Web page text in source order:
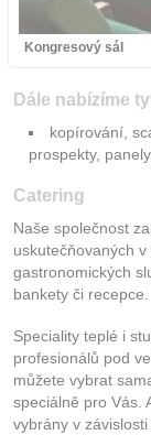
Kongresový sál
Dále nabízíme
kopírování,
prospekty,
Catering
Naše společnost
uskutečňovaných
gastronomických
bankety či recepce.
Speciality teplé i
profesionálů pod
můžete vybrat
speciálně pro Vás.
vybrány v